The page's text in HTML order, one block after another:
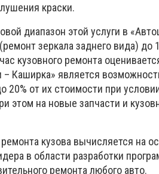
краски.
диапазон этой услуги в
зеркала заднего вида) до
кузовного ремонта
Каширка» является
20% от их стоимости при
этом на новые запчасти и
кузова вычисляется на
в области разработки
ремонта любого авто.